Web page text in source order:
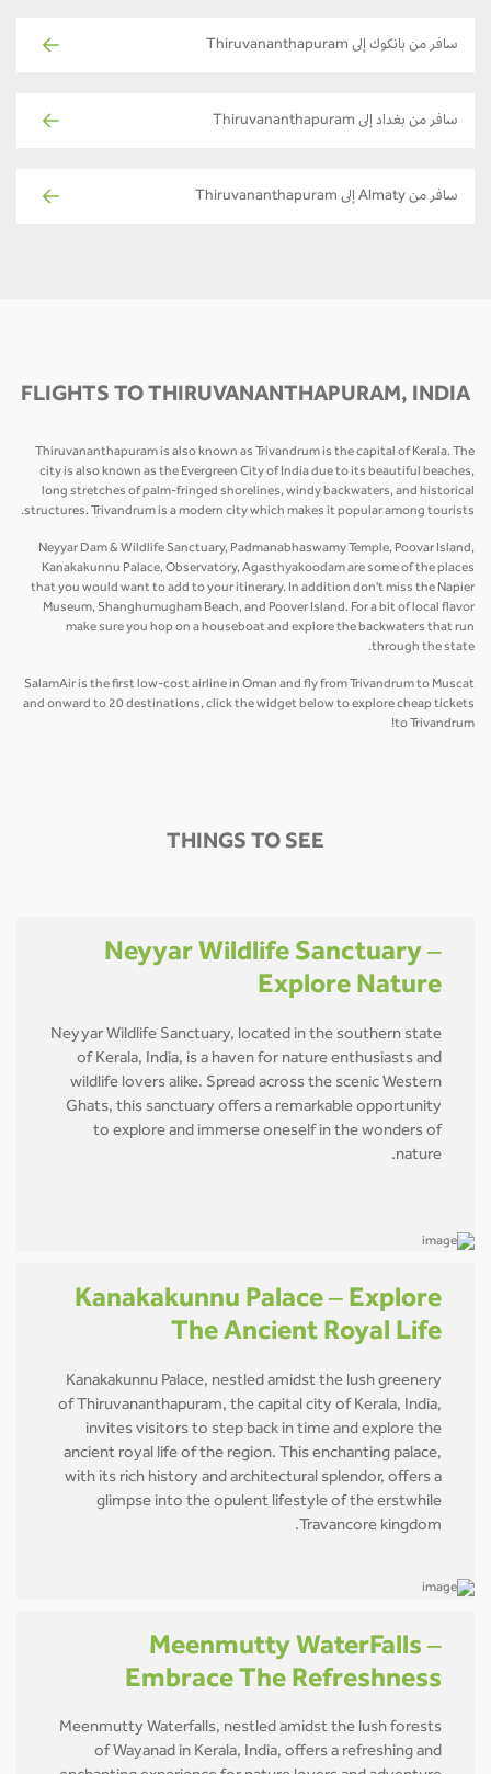
سافر من بانكوك إلى Thiruvananthapuram
سافر من بغداد إلى Thiruvananthapuram
سافر من Almaty إلى Thiruvananthapuram
FLIGHTS TO THIRUVANANTHAPURAM, INDIA
Thiruvananthapuram is also known as Trivandrum is the capital of Kerala. The
city is also known as the Evergreen City of India due to its beautiful beaches,
long stretches of palm-fringed shorelines, windy backwaters, and historical
structures. Trivandrum is a modern city which makes it popular among tourists.
Neyyar Dam & Wildlife Sanctuary, Padmanabhaswamy Temple, Poovar Island,
Kanakakunnu Palace, Observatory, Agasthyakoodam are some of the places
that you would want to add to your itinerary. In addition don't miss the Napier
Museum, Shanghumugham Beach, and Poover Island. For a bit of local flavor
make sure you hop on a houseboat and explore the backwaters that run
through the state.
SalamAir is the first low-cost airline in Oman and fly from Trivandrum to Muscat
and onward to 20 destinations, click the widget below to explore cheap tickets
to Trivandrum!
THINGS TO SEE
Neyyar Wildlife Sanctuary –
Explore Nature
Neyyar Wildlife Sanctuary, located in the southern state
of Kerala, India, is a haven for nature enthusiasts and
wildlife lovers alike. Spread across the scenic Western
Ghats, this sanctuary offers a remarkable opportunity
to explore and immerse oneself in the wonders of
nature.
Kanakakunnu Palace – Explore
The Ancient Royal Life
Kanakakunnu Palace, nestled amidst the lush greenery
of Thiruvananthapuram, the capital city of Kerala, India,
invites visitors to step back in time and explore the
ancient royal life of the region. This enchanting palace,
with its rich history and architectural splendor, offers a
glimpse into the opulent lifestyle of the erstwhile
Travancore kingdom.
Meenmutty WaterFalls –
Embrace The Refreshness
Meenmutty Waterfalls, nestled amidst the lush forests
of Wayanad in Kerala, India, offers a refreshing and